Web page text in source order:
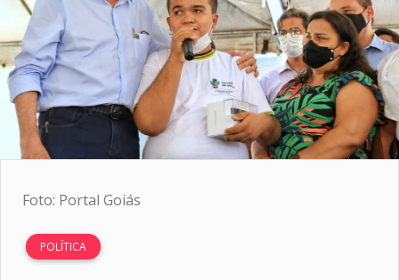
Foto: Portal Goiás
POLÍTICA